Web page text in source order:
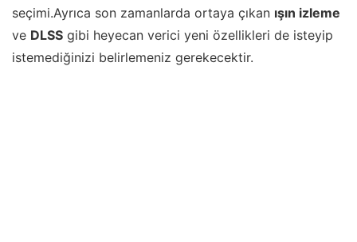
seçimi.Ayrıca son zamanlarda ortaya çıkan ışın izleme
ve DLSS gibi heyecan verici yeni özellikleri de isteyip
istemediğinizi belirlemeniz gerekecektir.